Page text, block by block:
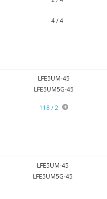
4 / 4
LFE5UM-45
LFE5UM5G-45
118 / 2
LFE5UM-45
LFE5UM5G-45